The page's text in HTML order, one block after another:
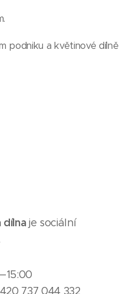
podniku a květinové dílně
dílnaje sociální
737 044 332